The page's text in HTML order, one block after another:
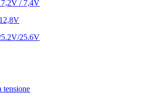
/ 7,4V
25.6V
tensione